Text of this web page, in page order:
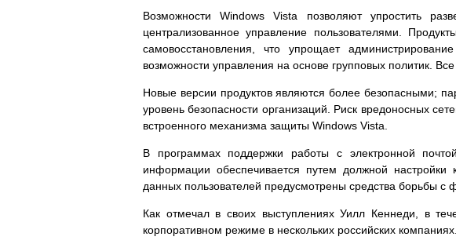
Возможности Windows Vista позволяют упростить
централизованное управление пользователями.
самовосстановления, что упрощает
возможности управления на основе групповых политик.
Новые версии продуктов являются более безопасными;
уровень безопасности организаций. Риск вредоносных
встроенного механизма защиты Windows Vista.
В программах поддержки работы с электронной
информации обеспечивается путем должной
данных пользователей предусмотрены средства борьбы с
Как отмечал в своих выступлениях Уилл Кеннеди, в
корпоративном режиме в нескольких российских компаниях.